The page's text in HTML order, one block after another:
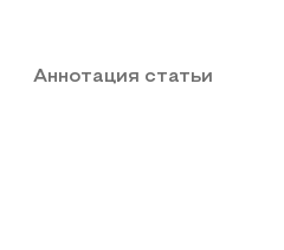
Аннотация статьи